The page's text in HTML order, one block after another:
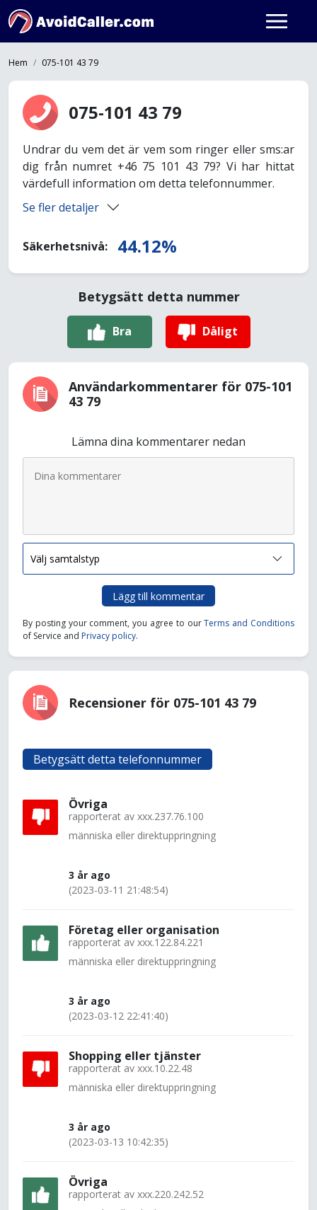
Hem 075-101 43 79
075-101 43 79
Undrar du vem det är vem som ringer eller sms:ar
dig från numret +46 75 101 43 79? Vi har hittat
värdefull information om detta telefonnummer.
Se fler detaljer
Säkerhetsnivå: 44.12%
Betygsätt detta nummer
Bra Dåligt
Användarkommentarer för 075-101
43 79
Lämna dina kommentarer nedan
Lägg till kommentar
By posting your comment, you agree to ourTerms and Conditions
of Service and Privacy policy.
Recensioner för 075-101 43 79
Betygsätt detta telefonnummer
Övriga
rapporterat av xxx.237.76.100
människa eller direktuppringning
3 år ago
(2023-03-11 21:48:54)
Företag eller organisation
rapporterat av xxx.122.84.221
människa eller direktuppringning
3 år ago
(2023-03-12 22:41:40)
Shopping eller tjänster
rapporterat av xxx.10.22.48
människa eller direktuppringning
3 år ago
(2023-03-13 10:42:35)
Övriga
rapporterat av xxx.220.242.52